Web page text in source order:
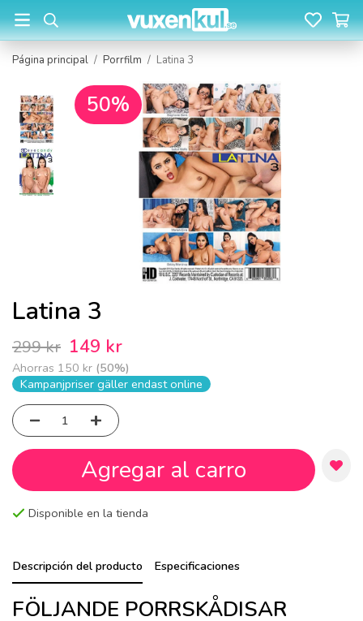
Página principal / Porrfilm / Latina 3
50%
Latina 3
299 kr 149 kr
Ahorras 150 kr (50%)
Kampanjpriser gäller endast online
Agregar al carro
Disponible en la tienda
Descripción del producto Especificaciones
FÖLJANDE PORRSKÅDISAR